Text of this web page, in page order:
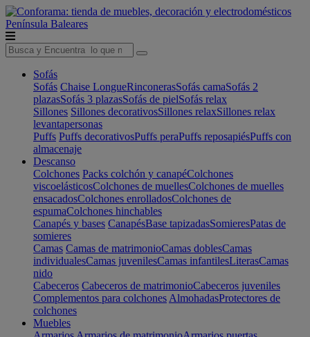
Península Baleares
Sofás
Sofás Chaise LongueRinconerasSofás camaSofás 2
plazasSofás 3 plazasSofás de pielSofás relax
Sillones Sillones decorativosSillones relaxSillones relax
levantapersonas
Puffs Puffs decorativosPuffs peraPuffs reposapiésPuffs con
almacenaje
Descanso
Colchones Packs colchón y canapéColchones
viscoelásticosColchones de muellesColchones de muelles
ensacadosColchones enrolladosColchones de
espumaColchones hinchables
Canapés y bases CanapésBase tapizadasSomieresPatas de
somieres
Camas Camas de matrimonioCamas doblesCamas
individualesCamas juvenilesCamas infantilesLiterasCamas
nido
Cabeceros Cabeceros de matrimonioCabeceros juveniles
Complementos para colchones AlmohadasProtectores de
colchones
Muebles